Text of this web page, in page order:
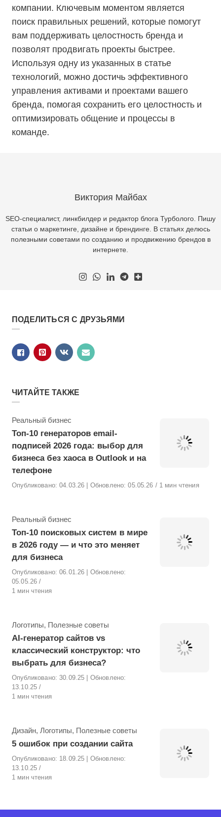
компании. Ключевым моментом является
поиск правильных решений, которые помогут
вам поддерживать целостность бренда и
позволят продвигать проекты быстрее.
Используя одну из указанных в статье
технологий, можно достичь эффективного
управления активами и проектами вашего
бренда, помогая сохранить его целостность и
оптимизировать общение и процессы в
команде.
Виктория Майбах
SEO-специалист, линкбилдер и редактор блога Турболого. Пишу
статьи о маркетинге, дизайне и брендинге. В статьях делюсь
полезными советами по созданию и продвижению брендов в
интернете.
ПОДЕЛИТЬСЯ С ДРУЗЬЯМИ
ЧИТАЙТЕ ТАКЖЕ
Рубрика
Реальный бизнес
Топ-10 генераторов email-
подписей 2026 года: выбор для
бизнеса без хаоса в Outlook и на
телефоне
Опубликовано:04.03.26 | Обновлено:05.05.26 1 мин чтения
Рубрика
Реальный бизнес
Топ-10 поисковых систем в мире
в 2026 году — и что это меняет
для бизнеса
Опубликовано:06.01.26
| Обновлено:
05.05.26
1 мин чтения
Рубрика
Логотипы, Полезные советы
AI‑генератор сайтов vs
классический конструктор: что
выбрать для бизнеса?
Опубликовано:30.09.25
| Обновлено:
13.10.25
1 мин чтения
Рубрика
Дизайн, Логотипы, Полезные советы
5 ошибок при создании сайта
Опубликовано: 18.09.25
| Обновлено:
13.10.25
1 мин чтения